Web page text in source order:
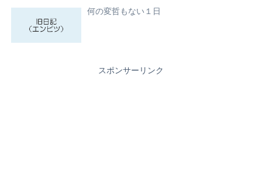
何の変哲もない１日
スポンサーリンク